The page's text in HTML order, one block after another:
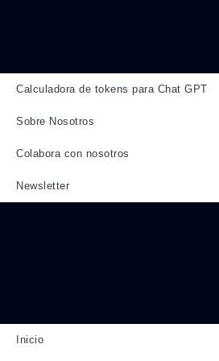
Calculadora de tokens para Chat GPT
Sobre Nosotros
Colabora con nosotros
Newsletter
Inicio